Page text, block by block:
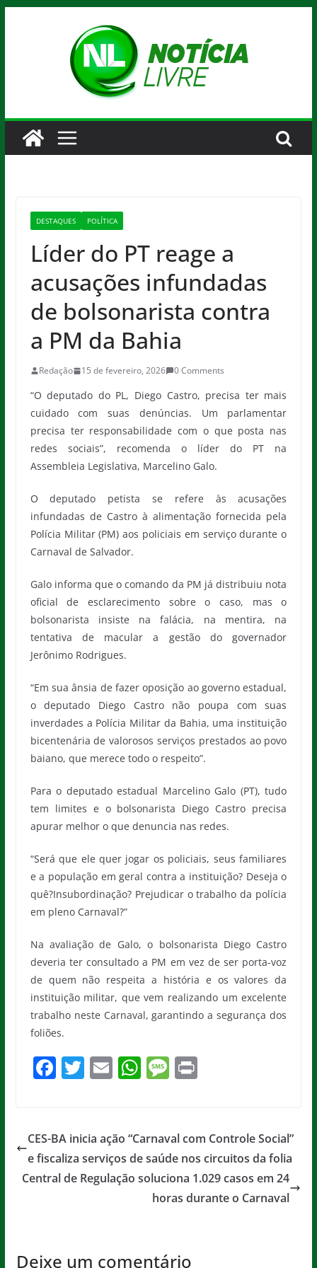
DESTAQUES POLÍTICA
Líder do PT reage a
acusações infundadas
de bolsonarista contra
a PM da Bahia
Redação 15 de fevereiro, 2026 0 Comments
“O deputado do PL, Diego Castro, precisa ter mais
cuidado com suas denúncias. Um parlamentar
precisa ter responsabilidade com o que posta nas
redes sociais”, recomenda o líder do PT na
Assembleia Legislativa, Marcelino Galo.
O deputado petista se refere às acusações
infundadas de Castro à alimentação fornecida pela
Polícia Militar (PM) aos policiais em serviço durante o
Carnaval de Salvador.
Galo informa que o comando da PM já distribuiu nota
oficial de esclarecimento sobre o caso, mas o
bolsonarista insiste na falácia, na mentira, na
tentativa de macular a gestão do governador
Jerônimo Rodrigues.
“Em sua ânsia de fazer oposição ao governo estadual,
o deputado Diego Castro não poupa com suas
inverdades a Polícia Militar da Bahia, uma instituição
bicentenária de valorosos serviços prestados ao povo
baiano, que merece todo o respeito”.
Para o deputado estadual Marcelino Galo (PT), tudo
tem limites e o bolsonarista Diego Castro precisa
apurar melhor o que denuncia nas redes.
“Será que ele quer jogar os policiais, seus familiares
e a população em geral contra a instituição? Deseja o
quê?Insubordinação? Prejudicar o trabalho da polícia
em pleno Carnaval?”
Na avaliação de Galo, o bolsonarista Diego Castro
deveria ter consultado a PM em vez de ser porta-voz
de quem não respeita a história e os valores da
instituição militar, que vem realizando um excelente
trabalho neste Carnaval, garantindo a segurança dos
foliões.
F
e
b
o
T
er
E
l
W
s
A
p
p
M
a
g
e
Pr
CES-BA inicia ação “Carnaval com Controle Social”
e fiscaliza serviços de saúde nos circuitos da folia
Central de Regulação soluciona 1.029 casos em 24
horas durante o Carnaval
Deixe um comentário